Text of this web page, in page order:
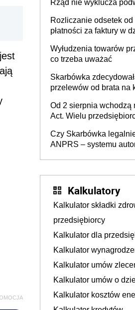
Rząd nie wyklucza
Rozliczanie odsetek
płatności za faktury w
Wyłudzenia towarów
co trzeba uważać
Skarbówka
przelewów od brata na
darowizna, ale podatku
Od 2 sierpnia wchodzą
Act. Wielu
Czy Skarbówka
ANPRS – systemu
Kalkulatory
Kalkulator składki
przedsiębiorcy
Kalkulator dla
Kalkulator
Kalkulator umów
Kalkulator umów o
Kalkulator kosztów